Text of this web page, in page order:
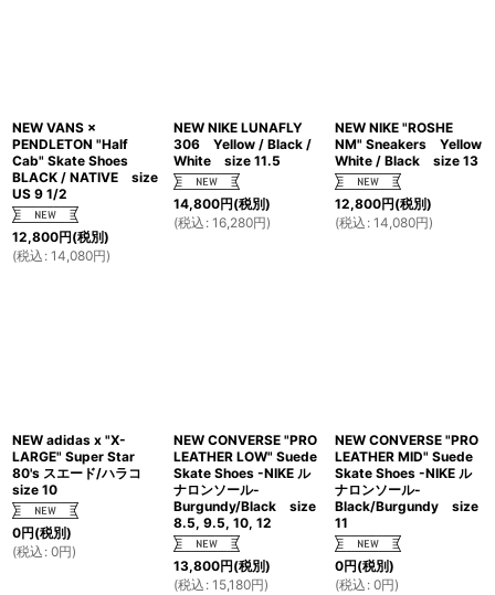
NEW VANS ×
PENDLETON "Half
Cab" Skate Shoes
BLACK / NATIVE size
US 9 1/2
12,800円(税別)
(税込 : 14,080円)
NEW NIKE LUNAFLY
306 Yellow / Black /
White size 11.5
14,800円(税別)
(税込 : 16,280円)
NEW NIKE "ROSHE
NM" Sneakers Yellow
White / Black size 13
12,800円(税別)
(税込 : 14,080円)
NEW adidas x "X-
LARGE" Super Star
80's スエード/ハラコ
size 10
0円(税別)
(税込 : 0円)
NEW CONVERSE "PRO
LEATHER LOW" Suede
Skate Shoes -NIKE ル
ナロンソール-
Burgundy/Black size
8.5, 9.5, 10, 12
13,800円(税別)
(税込 : 15,180円)
NEW CONVERSE "PRO
LEATHER MID" Suede
Skate Shoes -NIKE ル
ナロンソール-
Black/Burgundy size
11
0円(税別)
(税込 : 0円)